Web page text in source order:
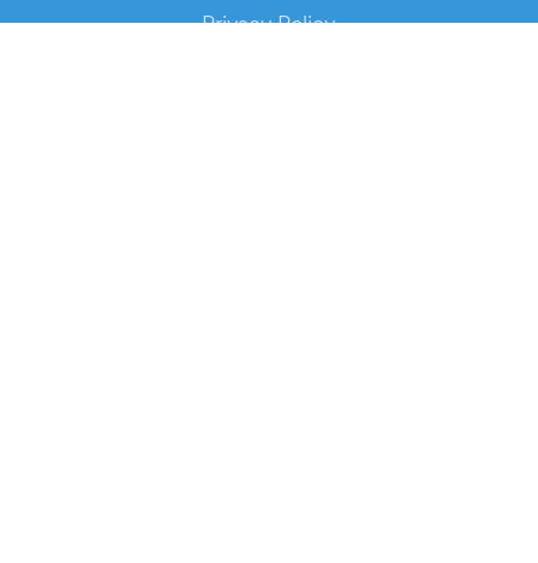
Privacy Policy